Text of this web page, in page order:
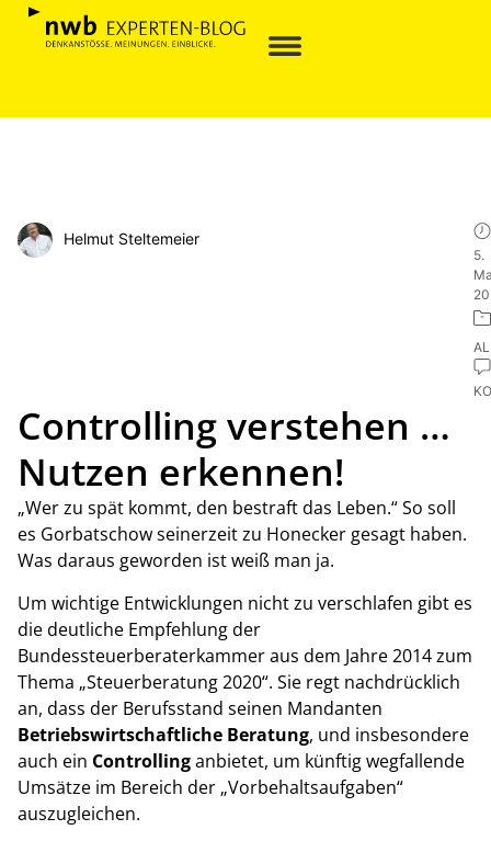
Helmut Steltemeier
5.
Controlling verstehen …
Nutzen erkennen!
„Wer zu spät kommt, den bestraft das Leben.“ So soll
es Gorbatschow seinerzeit zu Honecker gesagt haben.
Was daraus geworden ist weiß man ja.
Um wichtige Entwicklungen nicht zu verschlafen gibt es
die deutliche Empfehlung der
Bundessteuerberaterkammer aus dem Jahre 2014 zum
Thema „Steuerberatung 2020“. Sie regt nachdrücklich
an, dass der Berufsstand seinen Mandanten
Betriebswirtschaftliche Beratung, und insbesondere
auch ein Controllinganbietet, um künftig wegfallende
Umsätze im Bereich der „Vorbehaltsaufgaben“
auszugleichen.